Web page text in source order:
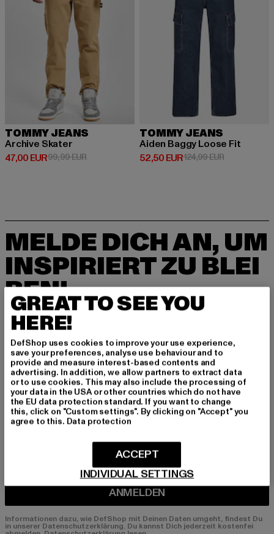
TOMMY JEANS
Archive Skater
47,00 EUR
Derzeitiger Preis: 47,00 EUR
99,99 EURAktionspreis: 99,99 EUR
TOMMY JEANS
Aiden Baggy Loose Fit
52,50 EUR
Derzeitiger Preis: 52,50 EUR
124,99 EURAktionspreis:
MELDE DICH AN, UM
INSPIRIERT ZU BLEI
BEN!
Melde dich hier für unseren Newsletter an und
erhalte künftig Informationen über aktuelle Tre
nds, Angebote und Gutscheine von DefShop p
er E-Mail!
An welchen Produkten bist du interessiert?
MÄNNER
FRAUEN
ANMELDEN
Informationen dazu, wie DefShop mit Deinen Daten umgeht, findest Du
in unserer Datenschutzerklärung. Du kannst Dich jederzeit kostenfei
GREAT TO SEE YOU
HERE!
DefShop uses cookies to improve your use experience,
save your preferences, analyse use behaviour and to
provide and measure interest-based contents and
advertising. In addition, we allow partners to extract data
or to use cookies. This may also include the processing of
your data in the USA or other countries which do not have
the EU data protection standard. If you want to change
this, click on "Custom settings". By clicking on "Accept" you
agree to this. Data protection
INDIVIDUAL SETTINGS
ACCEPT